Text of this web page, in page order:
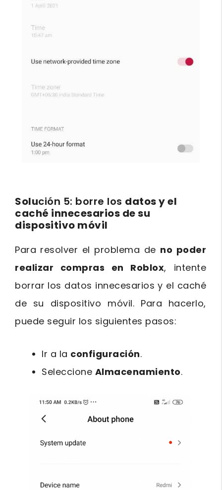
Solución 5: borre los datos y el
caché innecesarios de su
dispositivo móvil
Para resolver el problema de no poder
realizar compras en Roblox, intente
borrar los datos innecesarios y el caché
de su dispositivo móvil. Para hacerlo,
puede seguir los siguientes pasos:
Ir a la configuración.
Seleccione Almacenamiento.